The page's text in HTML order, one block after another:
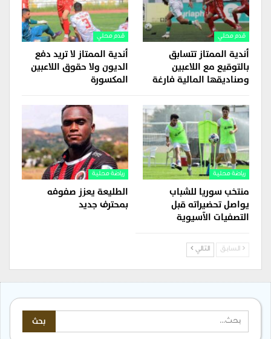
قدم محلي
أندية الممتاز تتسابق
بالتوقيع مع اللاعبين
وصناديقها المالية فارغة
قدم محلي
أندية الممتاز لا تريد دفع
الديون ولا حقوق اللاعبين
المكسورة
رياضة محلية
منتخب سوريا للشباب
يواصل تحضيراته قبل
التصفيات الآسيوية
رياضة محلية
الطليعة يعزز صفوفه
بمحترف جديد
السابق التالي